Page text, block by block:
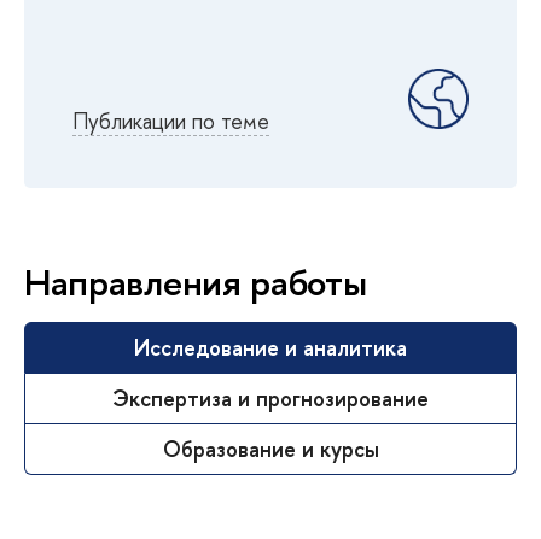
Публикации по теме
Направления работы
Исследование и аналитика
Экспертиза и прогнозирование
Образование и курсы